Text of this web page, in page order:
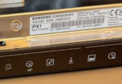
l’organizzazione dello spazio interno